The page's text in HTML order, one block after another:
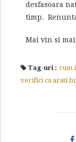
desfasoara
timp.
Mai vin si
Tag-uri : cum
verifici ca arati